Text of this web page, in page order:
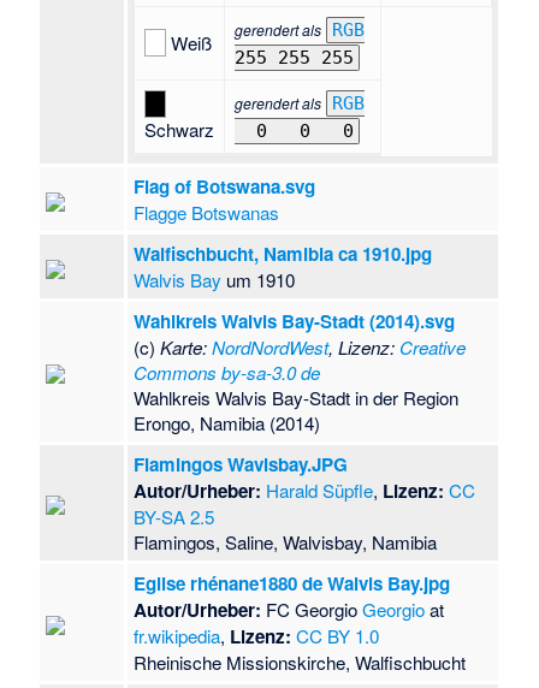
Weiß
gerendert als
RGB
255 255 255
Schwarz
gerendert als
RGB
0
0 0
Flag of Botswana.svg
Flagge Botswanas
Walfischbucht, Namibia ca 1910.jpg
Walvis Bay um 1910
Wahlkreis Walvis Bay-Stadt (2014).svg
(c)Karte:NordNordWest, Lizenz: Creative
Commons by-sa-3.0 de
Wahlkreis Walvis Bay-Stadt in der Region
Erongo, Namibia (2014)
Flamingos Wavisbay.JPG
Autor/Urheber: Harald Süpfle, Lizenz: CC
BY-SA 2.5
Flamingos, Saline, Walvisbay, Namibia
Eglise rhénane1880 de Walvis Bay.jpg
Autor/Urheber: FC GeorgioGeorgioat
fr.wikipedia, Lizenz: CC BY 1.0
Rheinische Missionskirche, Walfischbucht